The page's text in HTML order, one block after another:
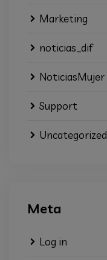
Marketing
noticias_dif
NoticiasMujer
Support
Uncategorized
Meta
Log in